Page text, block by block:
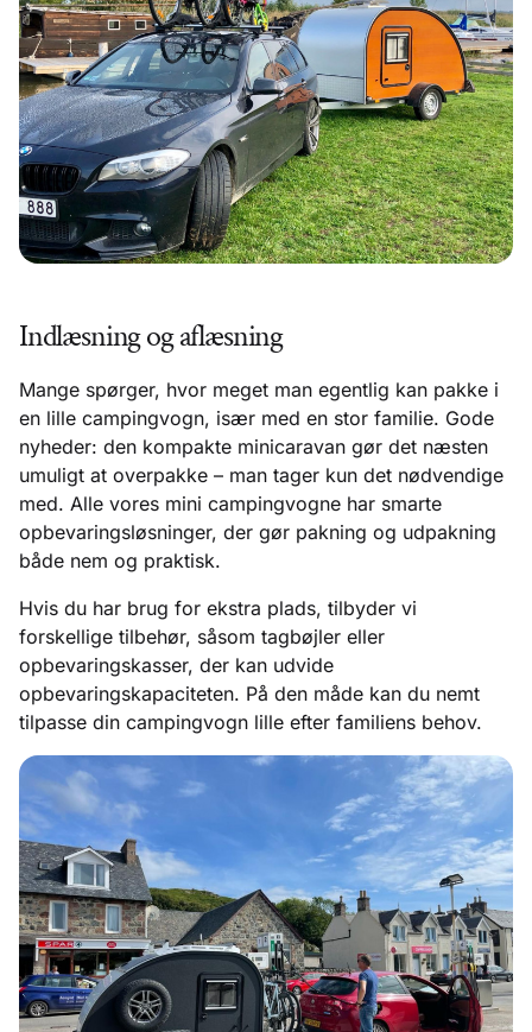
Indlæsning og aflæsning
Mange spørger, hvor meget man egentlig kan pakke i
en lille campingvogn, især med en stor familie. Gode
nyheder: den kompakte minicaravan gør det næsten
umuligt at overpakke – man tager kun det nødvendige
med. Alle vores mini campingvogne har smarte
opbevaringsløsninger, der gør pakning og udpakning
både nem og praktisk.
Hvis du har brug for ekstra plads, tilbyder vi
forskellige tilbehør, såsom tagbøjler eller
opbevaringskasser, der kan udvide
opbevaringskapaciteten. På den måde kan du nemt
tilpasse din campingvogn lille efter familiens behov.